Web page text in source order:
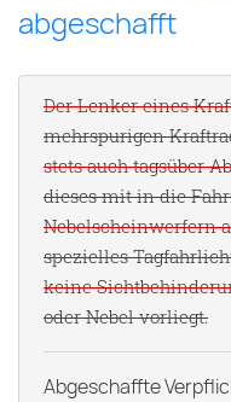
abgeschafft
Der Lenker eines
mehrspurigen
stets auch tagsüber
dieses mit in die
Nebelscheinwerfern
spezielles
keine
oder Nebel vorliegt.
Abgeschaffte